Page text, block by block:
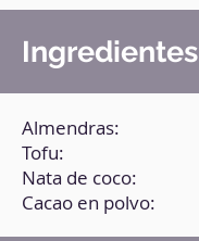
Ingredientes
Almendras:
Tofu:
Nata de coco:
Cacao en polvo: